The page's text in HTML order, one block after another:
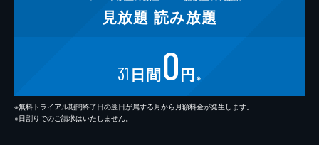
見放題 読み放題
31 日間0円 ※
※無料トライアル期間終了日の翌日が属する月から月額料金が発生します。
※日割りでのご請求はいたしません。